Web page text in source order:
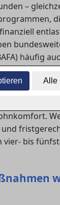
Alle
–
häufig
zur
senken
den
vier- bis